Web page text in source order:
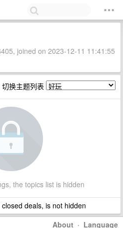
joined on 2023-12-11 11:41:55
切换主题列表
the topics list is hidden
deals, is not hidden
About · Language